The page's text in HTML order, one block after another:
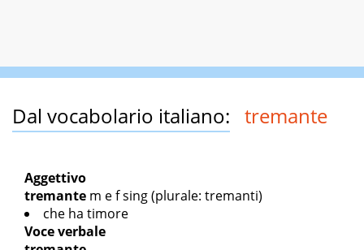
Dal vocabolario italiano: tremante
Aggettivo
tremante m ef sing(plurale: tremanti)
che ha timore
Voce verbale